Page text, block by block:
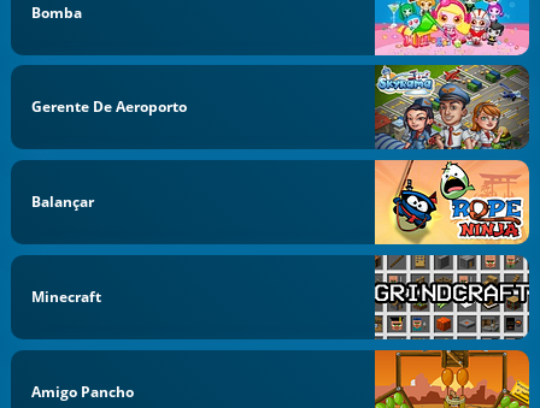
Bomba
Gerente De Aeroporto
Balançar
Minecraft
Amigo Pancho